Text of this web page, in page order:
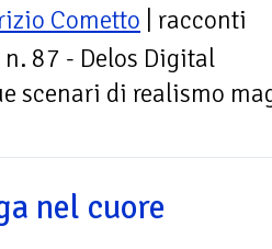
Cometto | racconti
n. 87 - Delos Digital
scenari di realismo
nel cuore